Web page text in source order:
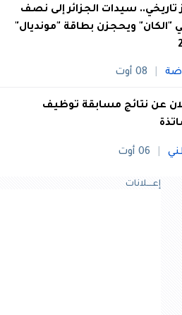
تاريخي.. سيدات الجزائر إلى نصف
"الكان" ويحجزن بطاقة "مونديال"
08 أوت
عن نتائج مسابقة توظيف
06 أوت
إعــــلانات